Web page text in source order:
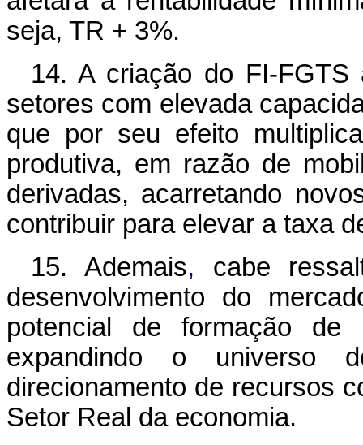
seja, TR + 3%.
14. A criação do FI-FGTS
setores com elevada
que por seu efeito
produtiva, em razão de
derivadas, acarretando
contribuir para elevar a taxa
15. Ademais, cabe
desenvolvimento do
potencial de formação de
expandindo o universo
direcionamento de recursos
Setor Real da economia.